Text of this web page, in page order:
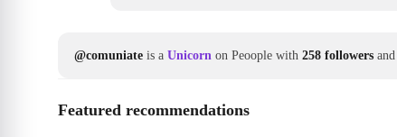
@comuniate is a Unicorn on Peoople with 258 followers and
Featured recommendations
❤137 ❤45